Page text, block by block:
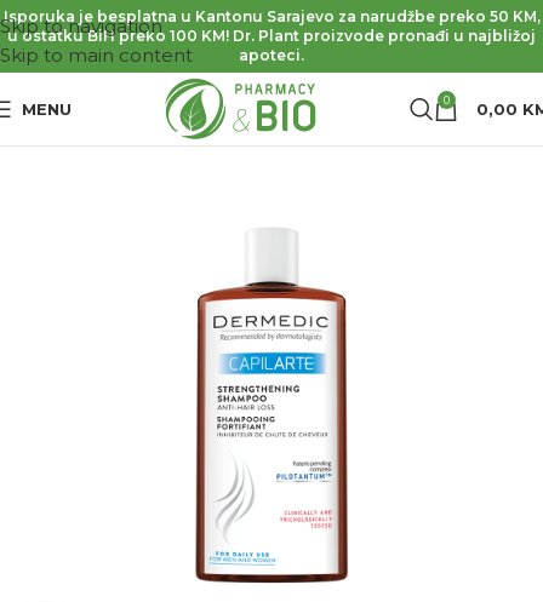
Skip to navigation
Skip to main content
Isporuka je besplatna u Kantonu Sarajevo za narudžbe preko 50 KM,
u ostatku BiH preko 100 KM! Dr. Plant proizvode pronađi u najbližoj
apoteci.
MENU 0 0,00